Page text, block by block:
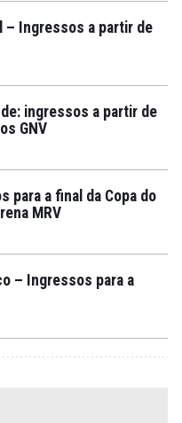
Ingressos a partir de
ingressos a partir de
GNV
para a final da Copa do
MRV
– Ingressos para a